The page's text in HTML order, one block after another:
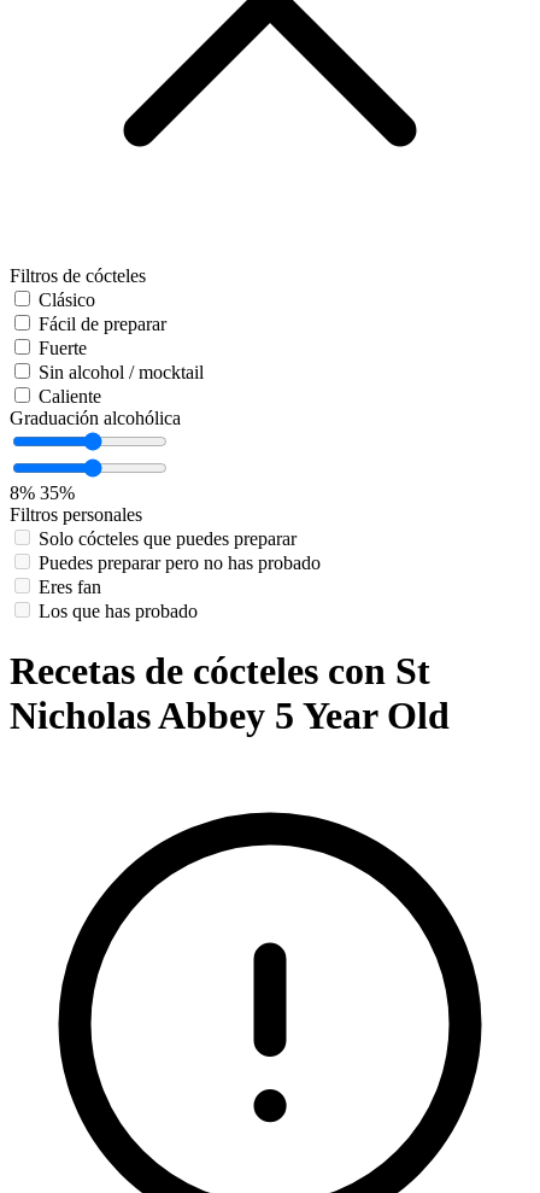
Filtros de cócteles
Clásico
Fácil de preparar
Fuerte
Sin alcohol / mocktail
Caliente
Graduación alcohólica
8% 35%
Filtros personales
Solo cócteles que puedes preparar
Puedes preparar pero no has probado
Eres fan
Los que has probado
Recetas de cócteles con St
Nicholas Abbey 5 Year Old